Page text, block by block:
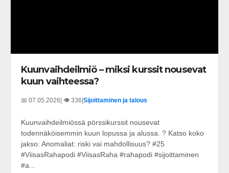
Kuunvaihdeilmiö – miksi kurssit nousevat
kuun vaihteessa?
📅 07.05.2026 | 👁️ 336 Sijoittaminen ja talous
Kuunvaihdeilmiössä pörssikurssit nousevat
todennäköisemmin kuun lopussa ja alussa. ? Katso koko
jakso: Anomaliat: riski vai mahdollisuus? #25
#ViisasRahapodi #ViisasRaha #rahapodi #sijoittaminen
#a...